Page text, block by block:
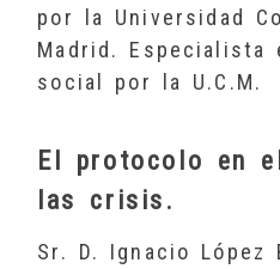
por la Universidad
Madrid. Especialista
social por la U.C.M.
El protocolo en
las crisis.
Sr. D. Ignacio López